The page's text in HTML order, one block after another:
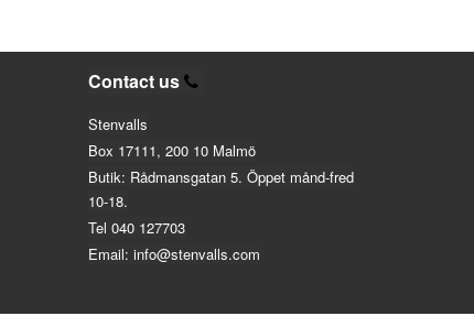
Contact us
Stenvalls
Box 17111, 200 10 Malmö
Butik: Rådmansgatan 5. Öppet månd-fred
10-18.
Tel 040 127703
Email: info@stenvalls.com